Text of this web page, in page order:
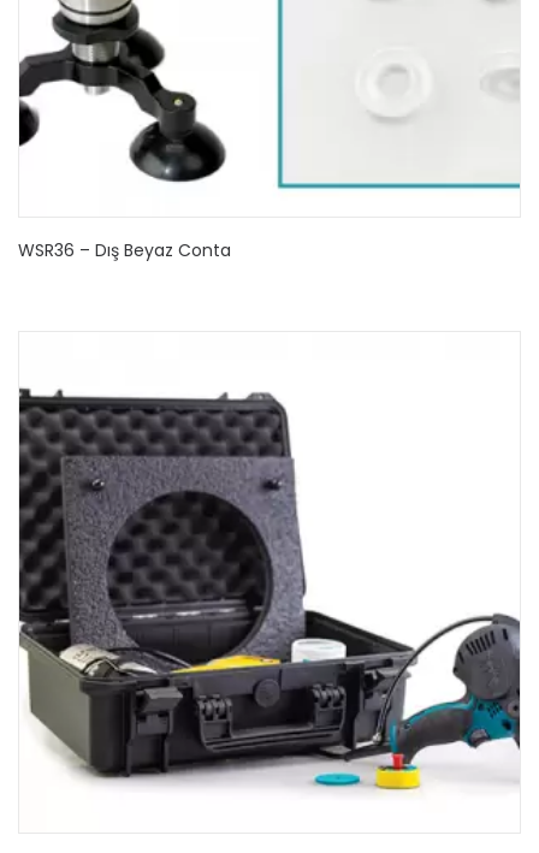
WSR36 – Dış Beyaz Conta